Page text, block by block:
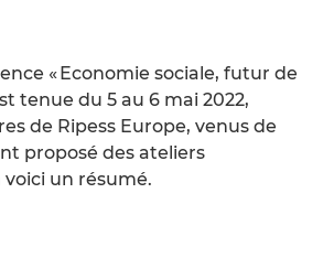
« Economie sociale, futur de
tenue du 5 au 6 mai 2022,
de Ripess Europe, venus de
proposé des ateliers
un résumé.